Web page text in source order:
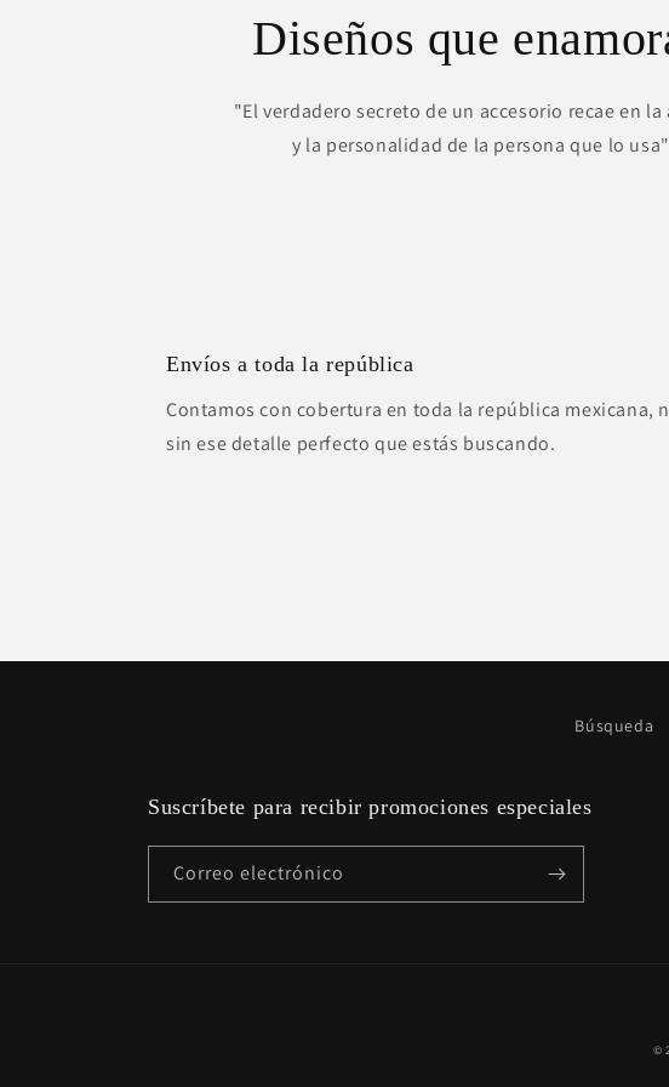
Diseños que
"El verdadero secreto de un accesorio recae en
y la personalidad de la persona que lo usa"
Envíos a toda la república
Contamos con cobertura en toda la república mexicana,
sin ese detalle perfecto que estás buscando.
Búsqueda
Suscríbete para recibir promociones especiales
Correo electrónico
©